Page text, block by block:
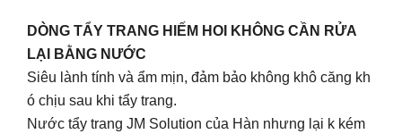
DÒNG TẨY TRANG HIẾM HOI KHÔNG CẦN RỬA
LẠI BẰNG NƯỚC
Siêu lành tính và ẩm mịn, đảm bảo không khô căng kh
ó chịu sau khi tẩy trang.
Nước tẩy trang JM Solution của Hàn nhưng lại k kém